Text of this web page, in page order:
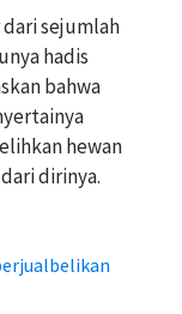
sejumlah
hadis
bahwa
hewan
dirinya.